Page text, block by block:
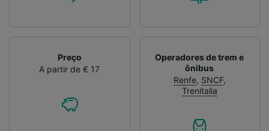
Preço
A partir de € 17
Operadores de trem e
ônibus
Renfe, SNCF,
Trenitalia